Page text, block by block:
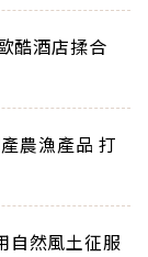
酷酒店揉合
農漁產品 打
自然風土征服